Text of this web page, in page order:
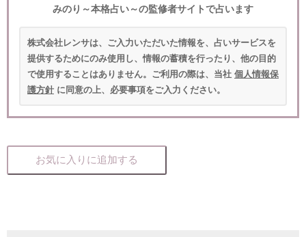
みのり～本格占い～の監修者サイトで占います
株式会社レンサは、ご入力いただいた情報を、占いサービスを
提供するためにのみ使用し、情報の蓄積を行ったり、他の目的
で使用することはありません。ご利用の際は、当社 個人情報保
護方針 に同意の上、必要事項をご入力ください。
お気に入りに追加する